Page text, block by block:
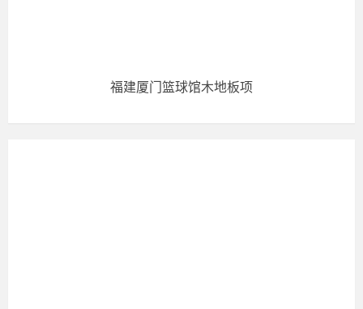
福建厦门篮球馆木地板项